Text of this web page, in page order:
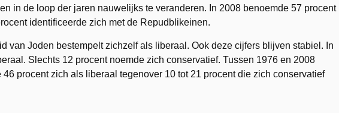
in de loop der jaren nauwelijks te veranderen. In 2008 benoemde 57 procent
identificeerde zich met de Repudblikeinen.
Joden bestempelt zichzelf als liberaal. Ook deze cijfers blijven stabiel. In
Slechts 12 procent noemde zich conservatief. Tussen 1976 en 2008
procent zich als liberaal tegenover 10 tot 21 procent die zich conservatief